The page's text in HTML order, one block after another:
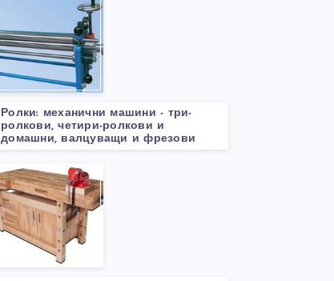
Ролки: механични машини - три-
ролкови, четири-ролкови и
домашни, валцуващи и фрезови